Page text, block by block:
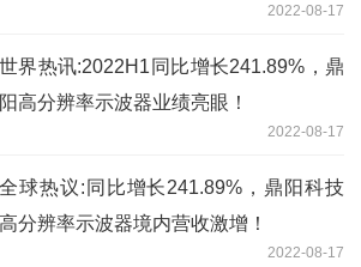
2022-08-17
世界热讯:2022H1同比增长241.89%，鼎
阳高分辨率示波器业绩亮眼！
2022-08-17
全球热议:同比增长241.89%，鼎阳科技
高分辨率示波器境内营收激增！
2022-08-17